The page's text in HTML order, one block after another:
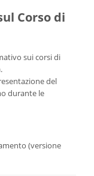
Corso di
sui corsi di
del
durante le
(versione